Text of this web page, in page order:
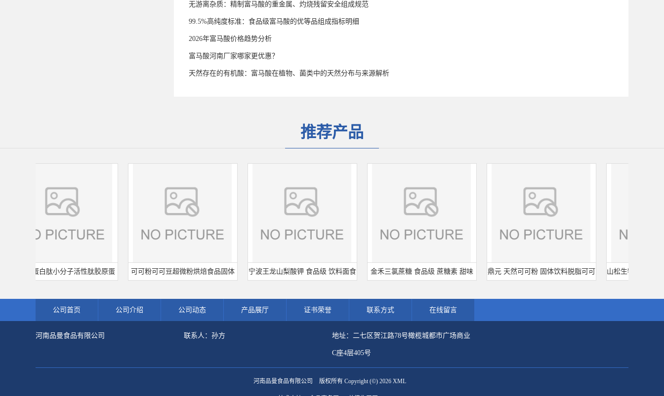
无游离杂质：精制富马酸的重金属、灼烧残留安全组成规范
99.5%高纯度标准：食品级富马酸的优等品组成指标明细
2026年富马酸价格趋势分析
富马酸河南厂家哪家更优惠？
天然存在的有机酸：富马酸在植物、菌类中的天然分布与来源解析
推荐产品
胶原蛋白肽小分子活性肽胶原蛋 可可粉可可豆超微粉烘焙食品固体 宁波王龙山梨酸钾 食品级 饮料面食 金禾三氯蔗糖 食品级 蔗糖素 甜味 鼎元 天然可可粉 固体饮料脱脂可可 山松生物 大豆分离蛋
公司首页 公司介绍 公司动态 产品展厅 证书荣誉 联系方式 在线留言
河南品曼食品有限公司 联系人：孙方 地址：二七区贺江路78号橄榄城都市广场商业
C座4层405号
河南品曼食品有限公司 版权所有 Copyright (©) 2026 XML